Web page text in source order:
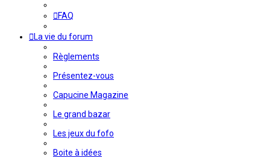
FAQ
La vie du forum
Règlements
Présentez-vous
Capucine Magazine
Le grand bazar
Les jeux du fofo
Boite à idées